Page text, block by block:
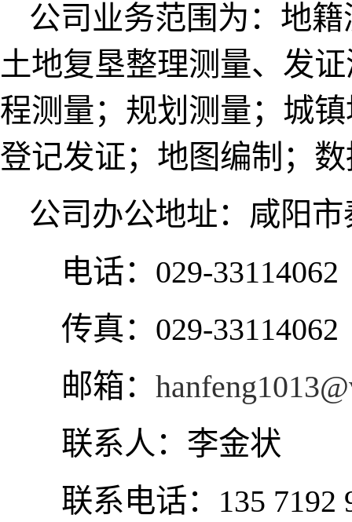
公司业务范围为：地
土地复垦整理测量、发
程测量；规划测量；城
登记发证；地图编制；
公司办公地址：咸阳
电话： 029-33114062
传真： 029-33114062
邮箱：
联系人：李金状
联系电话： 135 7192